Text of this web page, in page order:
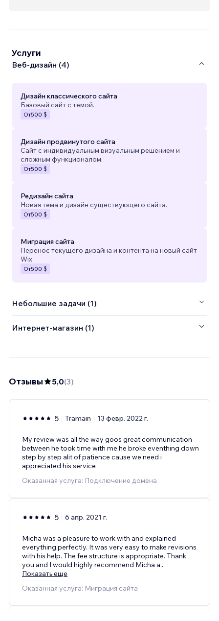
Услуги
Веб-дизайн (4)
Дизайн классического сайта
Базовый сайт с темой.
От500 $
Дизайн продвинутого сайта
Сайт с индивидуальным визуальным решением и
сложным функционалом.
От500 $
Редизайн сайта
Новая тема и дизайн существующего сайта.
От500 $
Миграция сайта
Перенос текущего дизайна и контента на новый сайт
Wix.
От500 $
Небольшие задачи (1)
Интернет-магазин (1)
Отзывы 5,0(3)
5 Tramain 13 февр. 2022 г.
My review was all the way goos great communication
between he took time with me he broke eventhing down
step by step alit of patience cause we need i
appreciated his service
Оказанная услуга: Подключение домена
5 6 апр. 2021 г.
Micha was a pleasure to work with and explained
everything perfectly. It was very easy to make revisions
with his help. The fee structure is appropriate. Thank
you and I would highly recommend Micha a...
Показать еще
Оказанная услуга: Миграция сайта